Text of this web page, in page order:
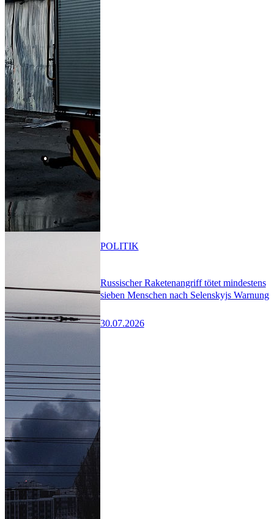
Russischer Raketenangriff tötet mindestens
sieben Menschen nach Selenskyjs Warnung
30.07.2026
POLITIK